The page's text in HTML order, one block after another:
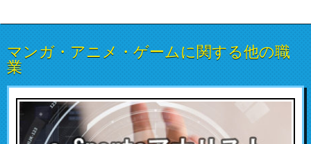
マンガ・アニメ・ゲームに関する他の職
業